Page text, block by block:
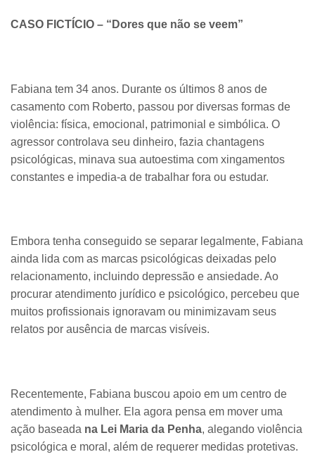
CASO FICTÍCIO – “Dores que não se veem”
Fabiana tem 34 anos. Durante os últimos 8 anos de
casamento com Roberto, passou por diversas formas de
violência: física, emocional, patrimonial e simbólica. O
agressor controlava seu dinheiro, fazia chantagens
psicológicas, minava sua autoestima com xingamentos
constantes e impedia-a de trabalhar fora ou estudar.
Embora tenha conseguido se separar legalmente, Fabiana
ainda lida com as marcas psicológicas deixadas pelo
relacionamento, incluindo depressão e ansiedade. Ao
procurar atendimento jurídico e psicológico, percebeu que
muitos profissionais ignoravam ou minimizavam seus
relatos por ausência de marcas visíveis.
Recentemente, Fabiana buscou apoio em um centro de
atendimento à mulher. Ela agora pensa em mover uma
ação baseada na Lei Maria da Penha, alegando violência
psicológica e moral, além de requerer medidas protetivas.